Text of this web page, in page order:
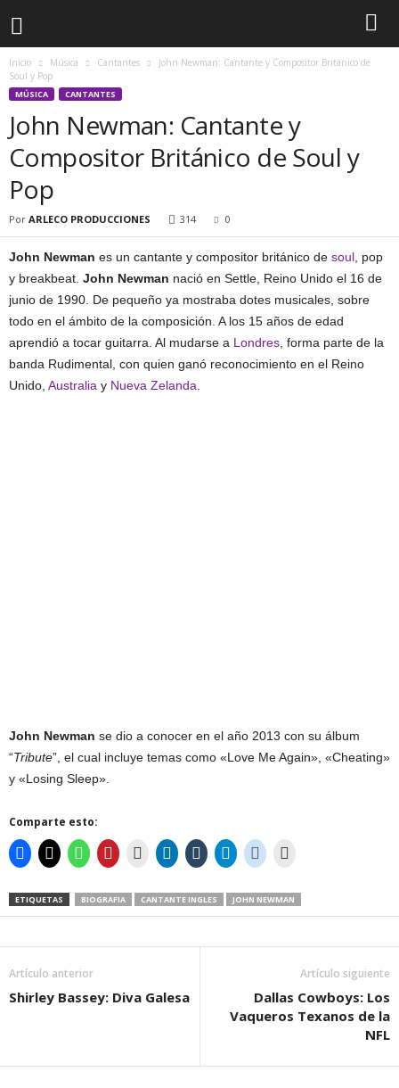
Inicio Música Cantantes
John Newman: Cantante y Compositor Británico de
Soul y Pop
MÚSICA CANTANTES
John Newman: Cantante y
Compositor Británico de Soul y
Pop
Por ARLECO PRODUCCIONES 314 0
John Newman es un cantante y compositor británico de soul , pop
y breakbeat. John Newman nació en Settle, Reino Unido el 16 de
junio de 1990. De pequeño ya mostraba dotes musicales, sobre
todo en el ámbito de la composición. A los 15 años de edad
aprendió a tocar guitarra. Al mudarse a Londres , forma parte de la
banda Rudimental, con quien ganó reconocimiento en el Reino
Unido, Australia y Nueva Zelanda
John Newman se dio a conocer en el año 2013 con su álbum
“Tribute”, el cual incluye temas como «Love Me Again», «Cheating»
y «Losing Sleep».
Comparte esto:
ETIQUETAS BIOGRAFIA CANTANTE INGLES JOHN NEWMAN
Artículo anterior
Shirley Bassey: Diva Galesa
Artículo siguiente
Dallas Cowboys: Los
Vaqueros Texanos de la
NFL